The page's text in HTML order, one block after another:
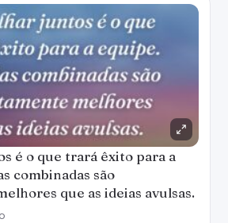
é o que trará êxito para a
combinadas são
que as ideias avulsas.